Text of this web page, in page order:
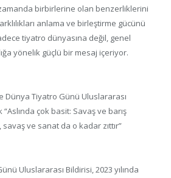
birbirlerine olan benzerliklerini
anlama ve birleştirme gücünü
tiyatro dünyasına değil, genel
yönelik güçlü bir mesaj içeriyor.
Dünya Tiyatro Günü Uluslararası
çok basit: Savaş ve barış
ve sanat da o kadar zıttır”
Uluslararası Bildirisi, 2023 yılında